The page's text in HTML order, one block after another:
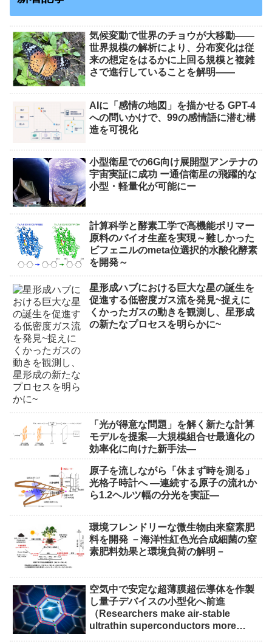
気候変動で世界のチョウが大移動――
世界規模の解析により、分布変化は従
来の想定をはるかに上回る規模と複雑
さで進行していることを解明――
AIに「感情の地図」を描かせる GPT-4
への問いかけで、99の感情語に潜む構
造を可視化
小型衛星での6G向け展開型アンテナの
宇宙実証に成功 ー通信衛星の飛躍的な
小型・軽量化が可能にー
計算科学と酵素工学で高機能ポリマー
原料のバイオ生産を実現～難しかった
ビフェニルのmeta位選択的水酸化酵素
を開発～
星形成ハブにおける巨大な星の誕生を
促進する低密度ガス流を発見~捉えに
くかったガスの動きを観測し、星形成
の新たなプロセスを明らかに~
「光が得意な問題」を解く新たな計算
モデルを提案―大規模組合せ最適化の
効率化に向けた新手法―
原子を流しながら「休まず時を測る」
光格子時計へ ―連続する原子の流れか
ら1.2ヘルツ幅の分光を実証―
環境フレンドリーな微生物由来窒素肥
料を開発 －海洋性紅色光合成細菌の窒
素肥料効果と環境負荷の解明－
空気中で安定な超薄膜超伝導体を作製
し量子デバイスの小型化へ前進
（Researchers make air-stable
ultrathin superconductors more